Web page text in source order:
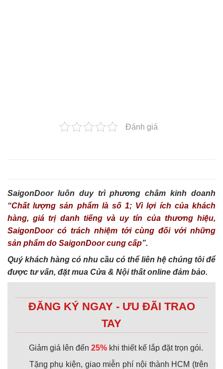
Đánh giá
SaigonDoor luôn duy trì phương châm kinh doanh
“Chất lượng sản phẩm là số 1; Vì lợi ích của khách
hàng, giá trị danh tiếng và uy tín của thương hiệu,
SaigonDoor có trách nhiệm tới cùng đối với những
sản phẩm do SaigonDoor cung cấp”.
Quý khách hàng có nhu cầu có thể liên hệ chúng tôi để
được tư vấn, đặt mua Cửa & Nội thất online đảm bảo.
ĐĂNG KÝ NGAY - ƯU ĐÃI TRAO
TAY
Giảm giá lên đến 25% khi thiết kế lắp đặt trọn gói.
Tặng phụ kiện, giao miễn phí nội thành HCM (trên